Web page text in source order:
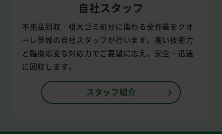
自社スタッフ
不用品回収・粗大ゴミ処分に関わる全作業をクオ
ーレ茨城の自社スタッフが行います。高い技術力
と臨機応変な対応力でご要望に応え、安全・迅速
に回収します。
スタッフ紹介